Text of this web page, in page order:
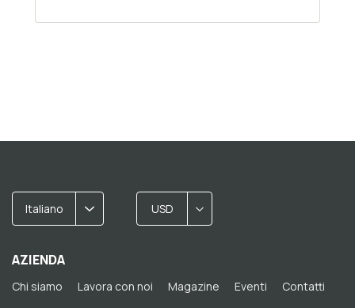
Italiano USD
AZIENDA
Chi siamo Lavora con noi Magazine Eventi Contatti